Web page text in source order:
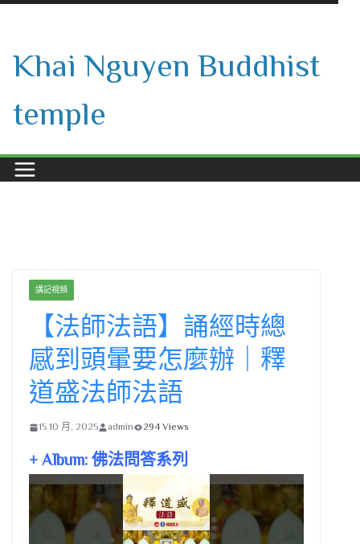
content
Khai Nguyen Buddhist
temple
講記視頻
【法師法語】誦經時總
感到頭暈要怎麼辦｜釋
道盛法師法語
15 10 月, 2025 admin 294 Views
+ Album: 佛法問答系列